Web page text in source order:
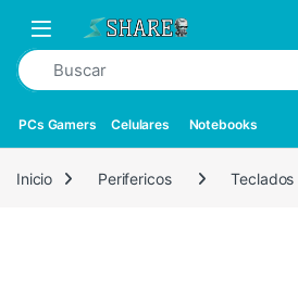
PCs Gamers Celulares Notebooks
Inicio Perifericos Teclados